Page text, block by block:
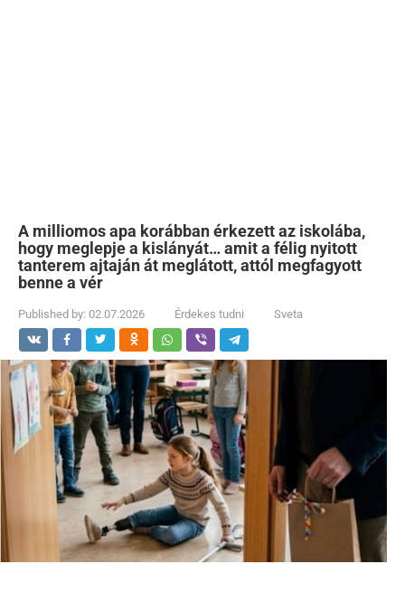
A milliomos apa korábban érkezett az iskolába,
hogy meglepje a kislányát… amit a félig nyitott
tanterem ajtaján át meglátott, attól megfagyott
benne a vér
Published by: 02.07.2026 Érdekes tudni Sveta